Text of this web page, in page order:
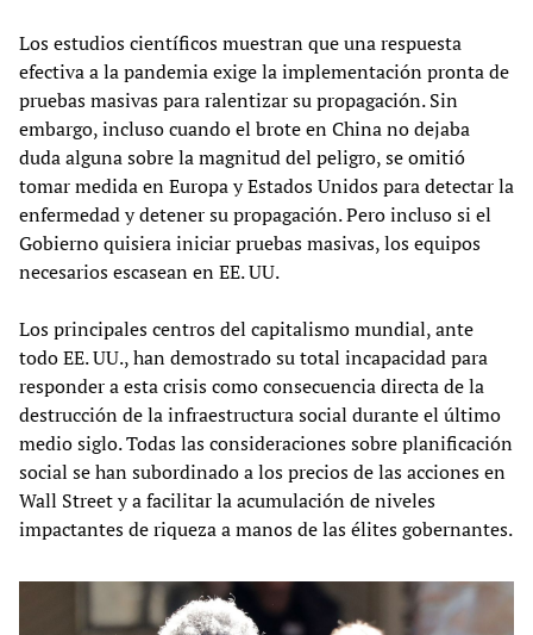
Los estudios científicos muestran que una respuesta
efectiva a la pandemia exige la implementación pronta de
pruebas masivas para ralentizar su propagación. Sin
embargo, incluso cuando el brote en China no dejaba
duda alguna sobre la magnitud del peligro, se omitió
tomar medida en Europa y Estados Unidos para detectar la
enfermedad y detener su propagación. Pero incluso si el
Gobierno quisiera iniciar pruebas masivas, los equipos
necesarios escasean en EE. UU.
Los principales centros del capitalismo mundial, ante
todo EE. UU., han demostrado su total incapacidad para
responder a esta crisis como consecuencia directa de la
destrucción de la infraestructura social durante el último
medio siglo. Todas las consideraciones sobre planificación
social se han subordinado a los precios de las acciones en
Wall Street y a facilitar la acumulación de niveles
impactantes de riqueza a manos de las élites gobernantes.